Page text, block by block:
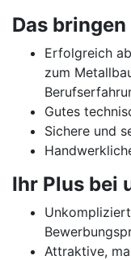
Das
Erfolgreich
zum
Gutes
Sichere und
Ihr Plus bei
Attraktive,